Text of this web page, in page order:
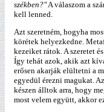
székben?"A válaszom a
kell lenned.
Azt szeretném, hogyha
körétek helyezkedne.
kezeiket rátok. A szeretet
Így tehát azok, akik azt
erősen akarják elültetni a
egyedül érezni magukat.
készen álltok arra, hogy
most velem együtt, akkor